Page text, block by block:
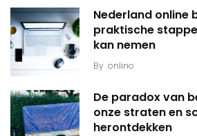
Nederland online
praktische
kan nemen
By onlino
De paradox van
onze straten en
herontdekken